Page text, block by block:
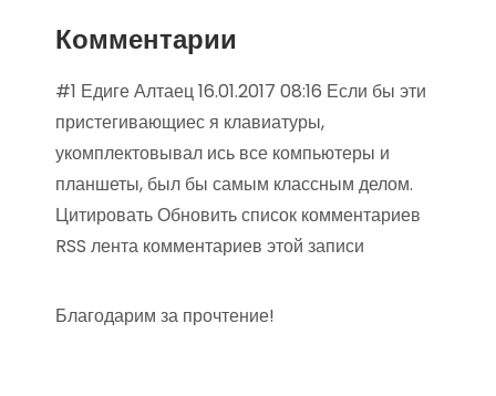
Комментарии
#1 Едиге Алтаец 16.01.2017 08:16 Если бы эти
пристегивающиес я клавиатуры,
укомплектовывал ись все компьютеры и
планшеты, был бы самым классным делом.
Цитировать Обновить список комментариев
RSS лента комментариев этой записи
Благодарим за прочтение!